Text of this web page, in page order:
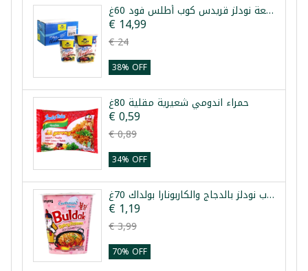
طرد 24 قطعة نودلز قريدس كوب أطلس فود 60غ
€ 14,99
€ 24
38% OFF
حمراء اندومي شعيرية مقلية 80غ
€ 0,59
€ 0,89
34% OFF
كوب نودلز بالدجاج والكاربونارا بولداك 70غ
€ 1,19
€ 3,99
70% OFF